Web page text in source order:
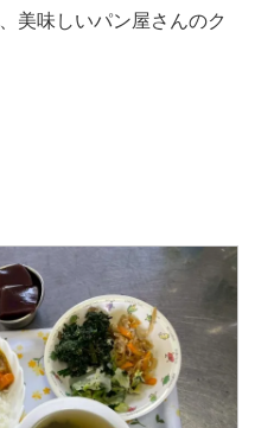
美味しいパン屋さんのク